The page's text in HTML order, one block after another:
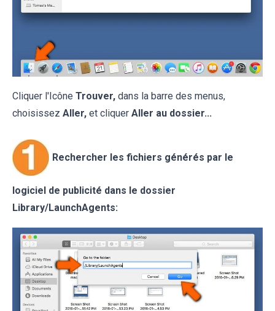
Cliquer l'Icône Trouver, dans la barre des menus,
choisissez Aller, et cliquer Aller au dossier...
Rechercher les fichiers générés par le
logiciel de publicité dans le dossier
Library/LaunchAgents: